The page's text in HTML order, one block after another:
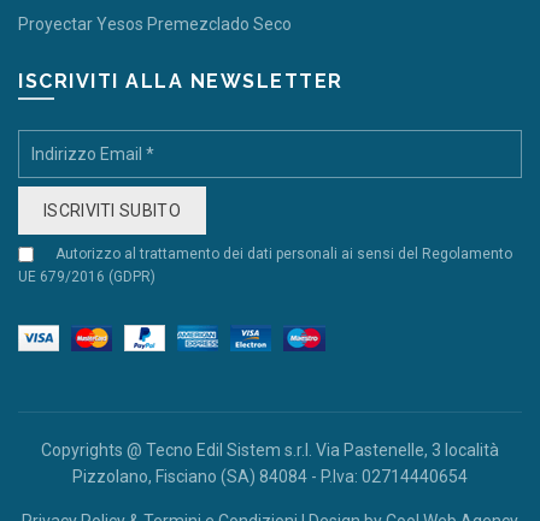
Proyectar Yesos Premezclado Seco
ISCRIVITI ALLA NEWSLETTER
Autorizzo al trattamento dei dati personali ai sensi del Regolamento
UE 679/2016 (GDPR)
Copyrights @ Tecno Edil Sistem s.r.l. Via Pastenelle, 3 località
Pizzolano, Fisciano (SA) 84084 - P.Iva: 02714440654